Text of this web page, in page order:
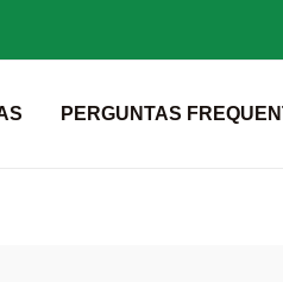
PERGUNTAS